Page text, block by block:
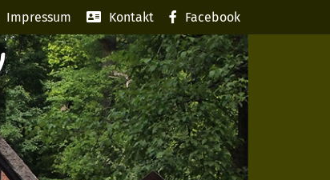
Impressum Kontakt Facebook